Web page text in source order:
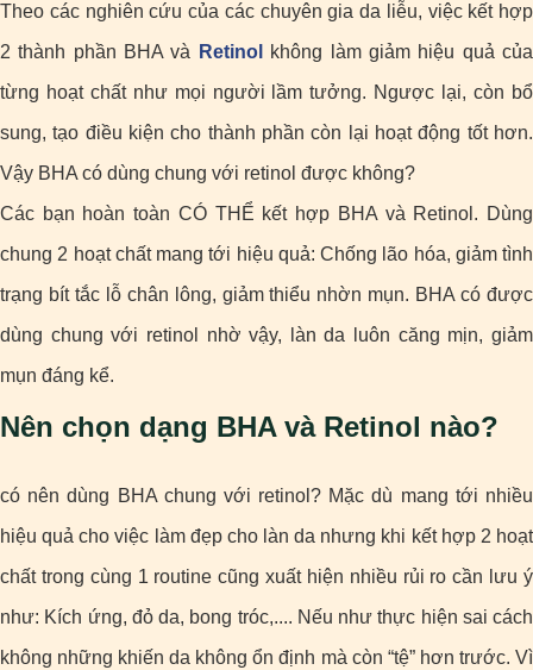
Theo các nghiên cứu của các chuyên gia da liễu, việc kết hợp
2 thành phần BHA và
Retinol
không làm giảm hiệu quả của
từng hoạt chất như mọi người lầm tưởng. Ngược lại, còn bổ
sung, tạo điều kiện cho thành phần còn lại hoạt động tốt hơn.
Vậy BHA có dùng chung với retinol được không?
Các bạn hoàn toàn CÓ THỂ kết hợp BHA và Retinol. Dùng
chung 2 hoạt chất mang tới hiệu quả: Chống lão hóa, giảm tình
trạng bít tắc lỗ chân lông, giảm thiểu nhờn mụn. BHA có được
dùng chung với retinol nhờ vậy, làn da luôn căng mịn, giảm
mụn đáng kể.
Nên chọn dạng BHA và Retinol nào?
có nên dùng BHA chung với retinol? Mặc dù mang tới nhiều
hiệu quả cho việc làm đẹp cho làn da nhưng khi kết hợp 2 hoạt
chất trong cùng 1 routine cũng xuất hiện nhiều rủi ro cần lưu ý
như: Kích ứng, đỏ da, bong tróc,.... Nếu như thực hiện sai cách
không những khiến da không ổn định mà còn “tệ” hơn trước. Vì